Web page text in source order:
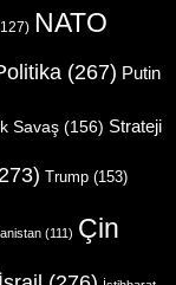
NATO
(267) Putin
Savaş (156) Strateji
Trump (153)
(111) Çin